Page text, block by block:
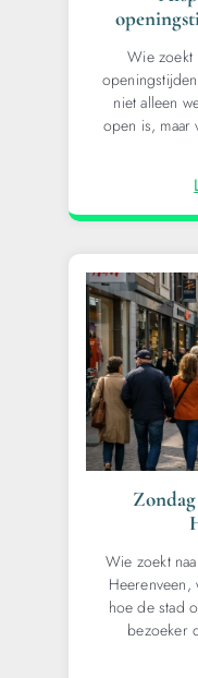
Wie zoekt
niet alleen
open is, maar
Wie zoekt
Heerenveen,
hoe de stad
bezoeker